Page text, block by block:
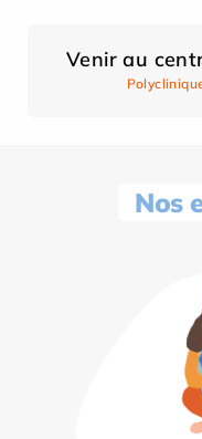
Venir au
Nos